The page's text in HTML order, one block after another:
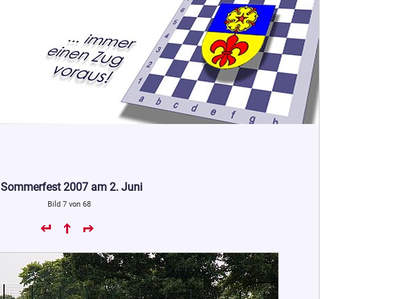
Sommerfest 2007 am 2. Juni
Bild 7 von 68